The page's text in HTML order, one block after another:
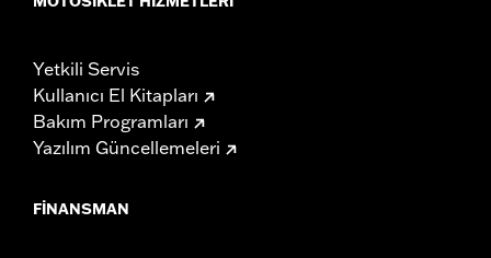
Yetkili Servis
Kullanıcı El Kitapları
Bakım Programları
Yazılım Güncellemeleri
FINANSMAN